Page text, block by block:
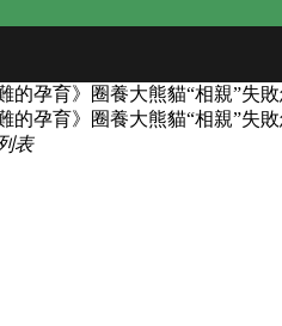
的孕育》圈養大熊貓“相親”失
的孕育》圈養大熊貓“相親”失
表